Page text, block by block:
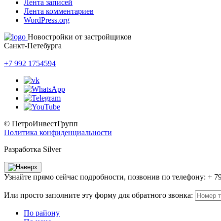
Лента записей
Лента комментариев
WordPress.org
Новостройки от застройщиков
Санкт-Петебурга
+7 992 1754594
© ПетроИнвестГрупп
Политика конфиденциальности
Разработка Silver
Узнайте прямо сейчас подробности, позвонив по телефону: +
Или просто заполните эту форму для обратного звонка:
По району